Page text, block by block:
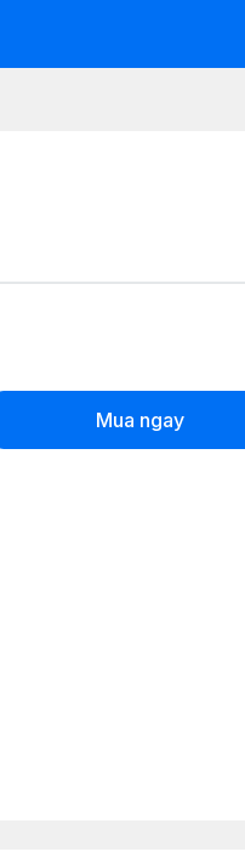
Mua ngay